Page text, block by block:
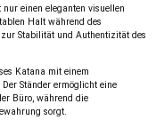
einen eleganten visuellen
Halt während des
Stabilität und Authentizität des
Katana mit einem
Ständer ermöglicht eine
Büro, während die
sorgt.